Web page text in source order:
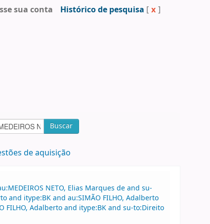
sua conta Histórico de pesquisa [ x ]
Buscar
de aquisição
NETO, Elias Marques de and su-
and itype:BK and au:SIMÃO FILHO, Adalberto
Adalberto and itype:BK and su-to:Direito